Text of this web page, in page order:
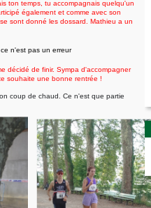
ton temps, tu accompagnais quelqu'un
également et comme avec son
sesont donné les dossard. Mathieu a un
n'est pas un erreur
décidé de finir. Sympa d'accompagner
souhaite une bonne rentrée !
coup de chaud. Ce n'est que partie